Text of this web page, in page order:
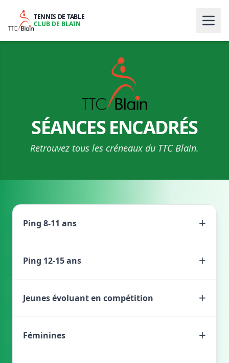
TENNIS DE TABLE
CLUB DE BLAIN
SÉANCES ENCADRÉS
Retrouvez tous les créneaux du TTC Blain.
Ping 8-11 ans +
Ping 12-15 ans +
Jeunes évoluant en compétition +
Féminines +